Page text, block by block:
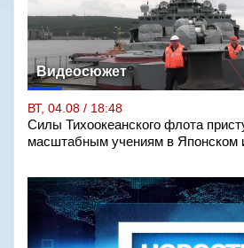
Видеосюжет
ВТ, 04.08 / 18:48
Силы Тихоокеанского флота
масштабным учениям в Японском